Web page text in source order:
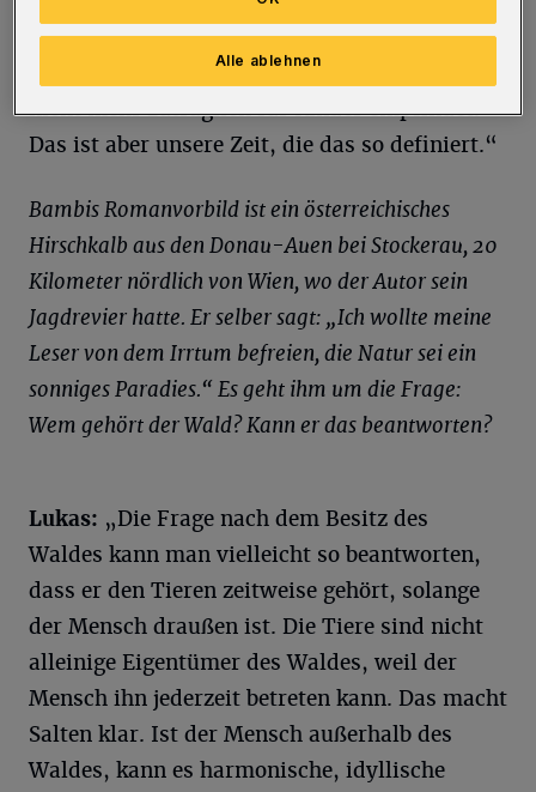
Kinderbuchklassikern, wo man versucht,
Gewaltszenen zu mildern, weil man sie als
nicht mehr zuträglich für Kinder empfindet.
Das ist aber unsere Zeit, die das so definiert.“
Bambis Romanvorbild ist ein österreichisches
Hirschkalb aus den Donau-Auen bei Stockerau, 20
Kilometer nördlich von Wien, wo der Autor sein
Jagdrevier hatte. Er selber sagt: „Ich wollte meine
Leser von dem Irrtum befreien, die Natur sei ein
sonniges Paradies.“ Es geht ihm um die Frage:
Wem gehört der Wald? Kann er das beantworten?
Lukas: „Die Frage nach dem Besitz des
Waldes kann man vielleicht so beantworten,
dass er den Tieren zeitweise gehört, solange
der Mensch draußen ist. Die Tiere sind nicht
alleinige Eigentümer des Waldes, weil der
Mensch ihn jederzeit betreten kann. Das macht
Salten klar. Ist der Mensch außerhalb des
Waldes, kann es harmonische, idyllische
Alle ablehnen